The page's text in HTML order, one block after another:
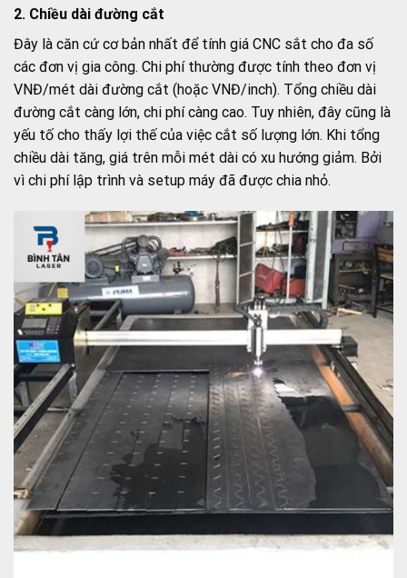
2. Chiều dài đường cắt
Đây là căn cứ cơ bản nhất để tính giá CNC sắt cho đa số
các đơn vị gia công. Chi phí thường được tính theo đơn vị
VNĐ/mét dài đường cắt (hoặc VNĐ/inch). Tổng chiều dài
đường cắt càng lớn, chi phí càng cao. Tuy nhiên, đây cũng là
yếu tố cho thấy lợi thế của việc cắt số lượng lớn. Khi tổng
chiều dài tăng, giá trên mỗi mét dài có xu hướng giảm. Bởi
vì chi phí lập trình và setup máy đã được chia nhỏ.